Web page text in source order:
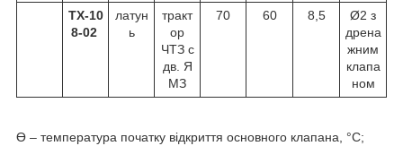
ТХ-10
8-02
латун
ь
тракт
ор
ЧТЗ с
дв. Я
МЗ
70 60 8,5
Ø2 з
дрена
жним
клапа
ном
Ɵ – температура початку відкриття основного клапана, °С;